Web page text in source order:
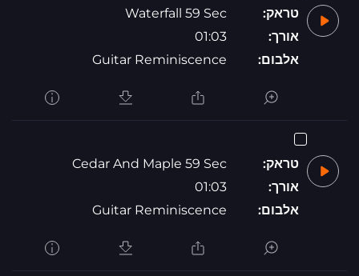
טראק:
Waterfall 59 Sec
אורך:
01:03
אלבום:
Guitar Reminiscence
טראק:
Cedar And Maple 59 Sec
אורך:
01:03
אלבום:
Guitar Reminiscence